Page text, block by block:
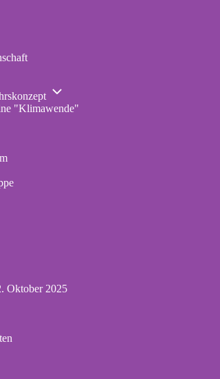
Unternavigation
Arbeitskreis
"Klimawende"
Oktober 2025